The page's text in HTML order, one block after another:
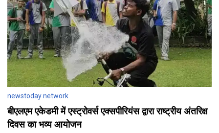
newstoday network
बीएलएम एकेडमी में एस्ट्रोवर्स एक्सपीरियंस द्वारा राष्ट्रीय अंतरिक्ष
दिवस का भव्य आयोजन